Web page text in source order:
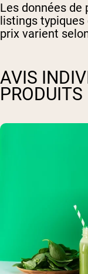
Les données
listings
prix varient
AVIS
PRODUITS